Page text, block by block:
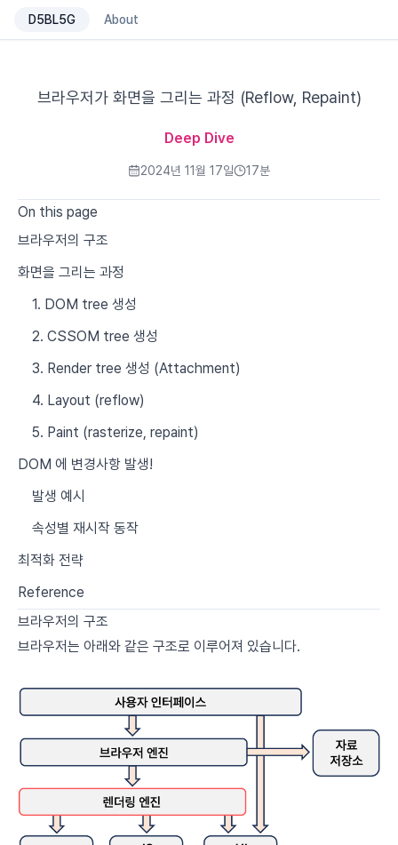
D5BL5G About
브라우저가 화면을 그리는 과정 (Reflow, Repaint)
Deep Dive
2024년 11월 17일 17분
On this page
브라우저의 구조
화면을 그리는 과정
1. DOM tree 생성
2. CSSOM tree 생성
3. Render tree 생성 (Attachment)
4. Layout (reflow)
5. Paint (rasterize, repaint)
DOM 에 변경사항 발생!
발생 예시
속성별 재시작 동작
최적화 전략
Reference
브라우저의 구조
브라우저는 아래와 같은 구조로 이루어져 있습니다.